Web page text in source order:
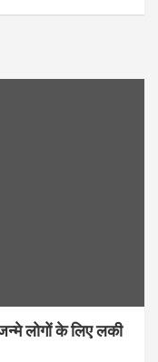
लोगों के लिए लकी